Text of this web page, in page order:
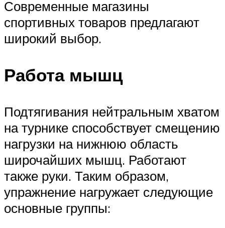
Современные магазины
спортивных товаров предлагают
широкий выбор.
Работа мышц
Подтягивания нейтральным хватом
на турнике способствует смещению
нагрузки на нижнюю область
широчайших мышц. Работают
также руки. Таким образом,
упражнение нагружает следующие
основные группы: